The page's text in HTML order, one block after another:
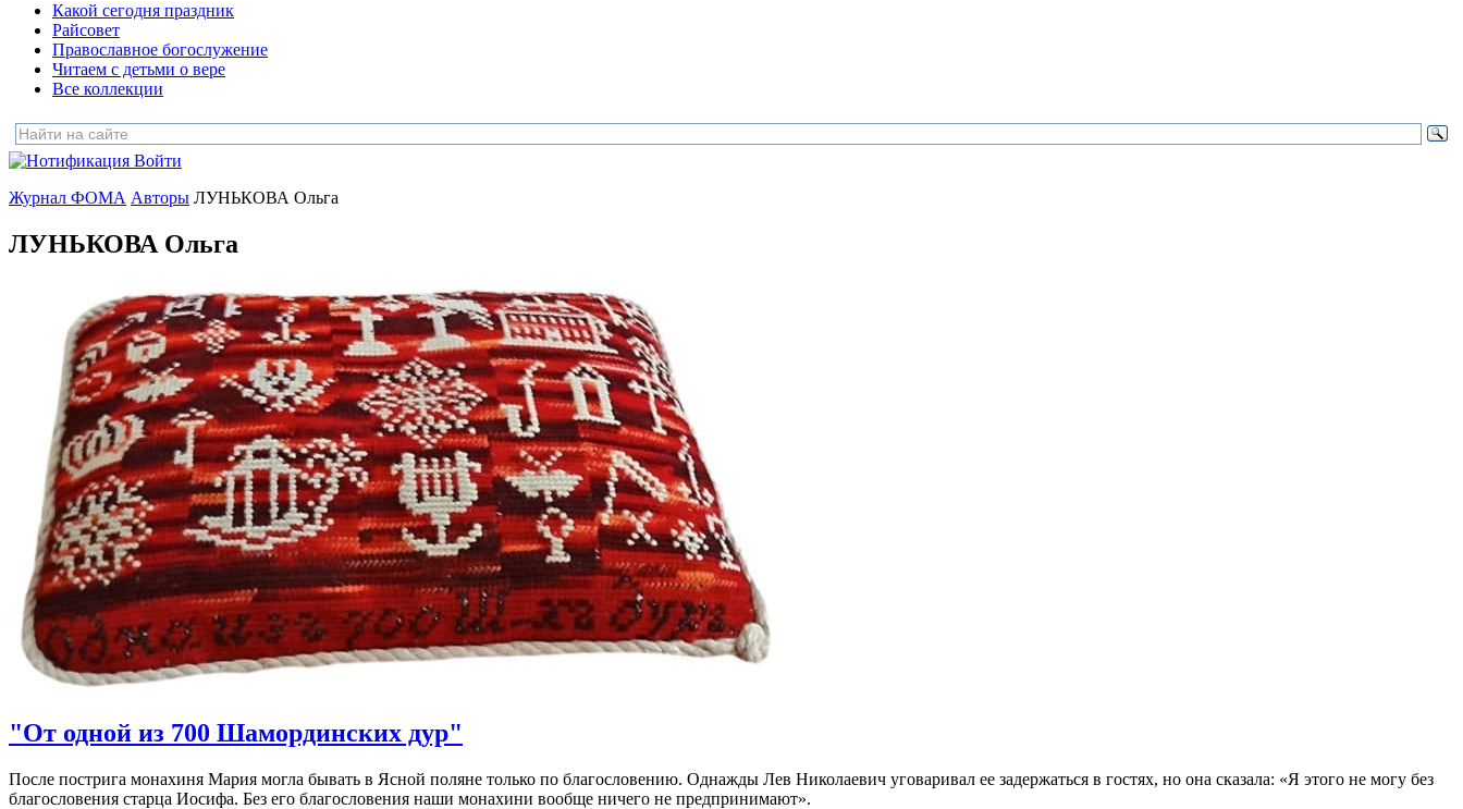
Какой сегодня праздник
Райсовет
Православное богослужение
Читаем с детьми о вере
Все коллекции
Войти
Журнал ФОМА Авторы ЛУНЬКОВА Ольга
ЛУНЬКОВА Ольга
"От одной из 700 Шамординских дур"
После пострига монахиня Мария могла бывать в Ясной поляне только по благословению. Однажды Лев Николаевич уговаривал ее задержаться в гостях, но она сказала: «Я этого не могу без
благословения старца Иосифа. Без его благословения наши монахини вообще ничего не предпринимают».